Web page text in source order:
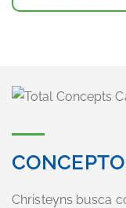
Christeyns busca